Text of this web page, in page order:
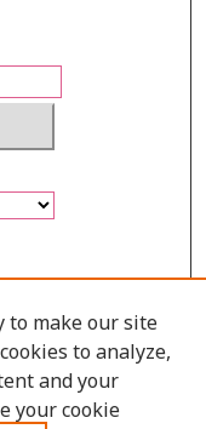
to make our site
to analyze,
and your
your cookie